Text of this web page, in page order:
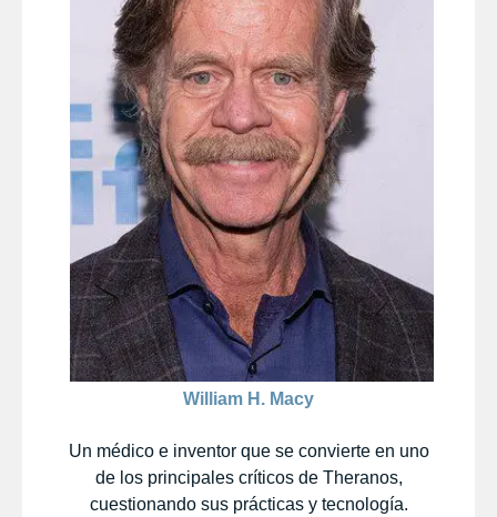
William H. Macy
Un médico e inventor que se convierte en uno
de los principales críticos de Theranos,
cuestionando sus prácticas y tecnología.